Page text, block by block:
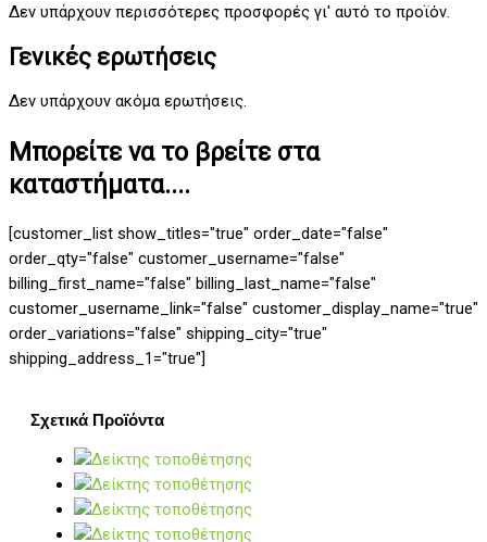
Δεν υπάρχουν περισσότερες προσφορές γι' αυτό το προϊόν.
Γενικές ερωτήσεις
Δεν υπάρχουν ακόμα ερωτήσεις.
Μπορείτε να το βρείτε στα
καταστήματα....
[customer_list show_titles="true" order_date="false"
order_qty="false" customer_username="false"
billing_first_name="false" billing_last_name="false"
customer_username_link="false" customer_display_name="true"
order_variations="false" shipping_city="true"
shipping_address_1="true"]
Σχετικά Προϊόντα